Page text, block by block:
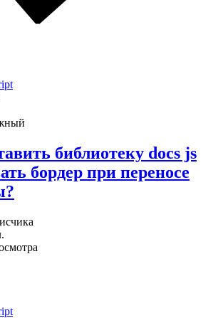
библиотеку docs js
бордер при переносе